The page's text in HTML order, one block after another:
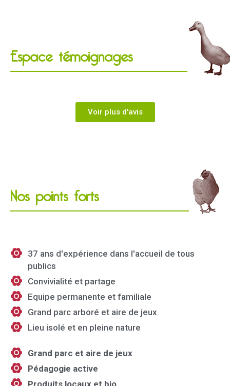
Espace témoignages
Voir plus d'avis
Nos points forts
37 ans d'expérience dans l'accueil de tous
publics
Convivialité et partage
Equipe permanente et familiale
Grand parc arboré et aire de jeux
Lieu isolé et en pleine nature
Grand parc et aire de jeux
Pédagogie active
Produits locaux et bio